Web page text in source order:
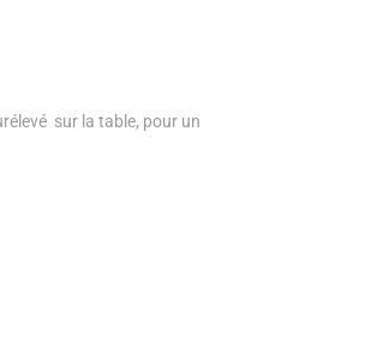
sur la table, pour un